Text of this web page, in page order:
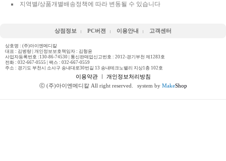
지역별/상품개별배송정책에 따라 변동될 수 있습니다
상점정보 PC버젼 이용안내 고객센터
상호명 : (주)아이엔메디칼
대표 : 김병량 | 개인정보보호책임자 : 김형윤
사업자등록번호 :130-86-74530 | 통신판매업신고번호 : 2012-경기부천 제1283호
전화 : 032-667-0555 | 팩스 : 032-667-0559
주소 : 경기도 부천시 소사구 송내대로30번길 13 송내테크노밸리 지상1층 102호
이용약관ㅣ 개인정보처리방침
ⓒ (주)아이엔메디칼 All right reserved.
system by MakeShop